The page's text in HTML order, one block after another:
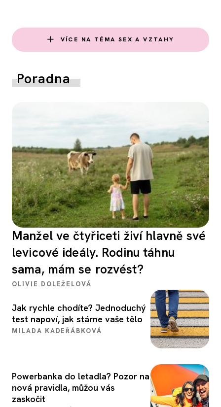
VÍCE NA TÉMA SEX A VZTAHY
Poradna
Manžel ve čtyřiceti živí hlavně své
levicové ideály. Rodinu táhnu
sama, mám se rozvést?
OLIVIE DOLEŽELOVÁ
Jak rychle chodíte? Jednoduchý
test napoví, jak stárne vaše tělo
MILADA KADEŘÁBKOVÁ
Powerbanka do letadla? Pozor na
nová pravidla, můžou vás
zaskočit